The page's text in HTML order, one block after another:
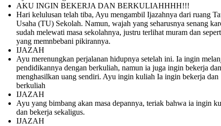
AKU INGIN BEKERJA DAN BERKULIAHHHH!!!
Hari kelulusan telah tiba, Ayu mengambil Ijazahnya dari ruang
Usaha (TU) Sekolah. Namun, wajah yang seharusnya senang
sudah melewati masa sekolahnya, justru terlihat muram dan
yang memnbebani pikirannya.
IJAZAH
Ayu merenungkan perjalanan hidupnya setelah ini. Ia ingin
pendidikannya dengan berkuliah, namun ia juga ingin bekerja
menghasilkan uang sendiri. Ayu ingin kuliah Ia ingin bekerja dan
berkuliah
IJAZAH
Ayu yang bimbang akan masa depannya, teriak bahwa ia ingin
dan bekerja sekaligus.
IJAZAH